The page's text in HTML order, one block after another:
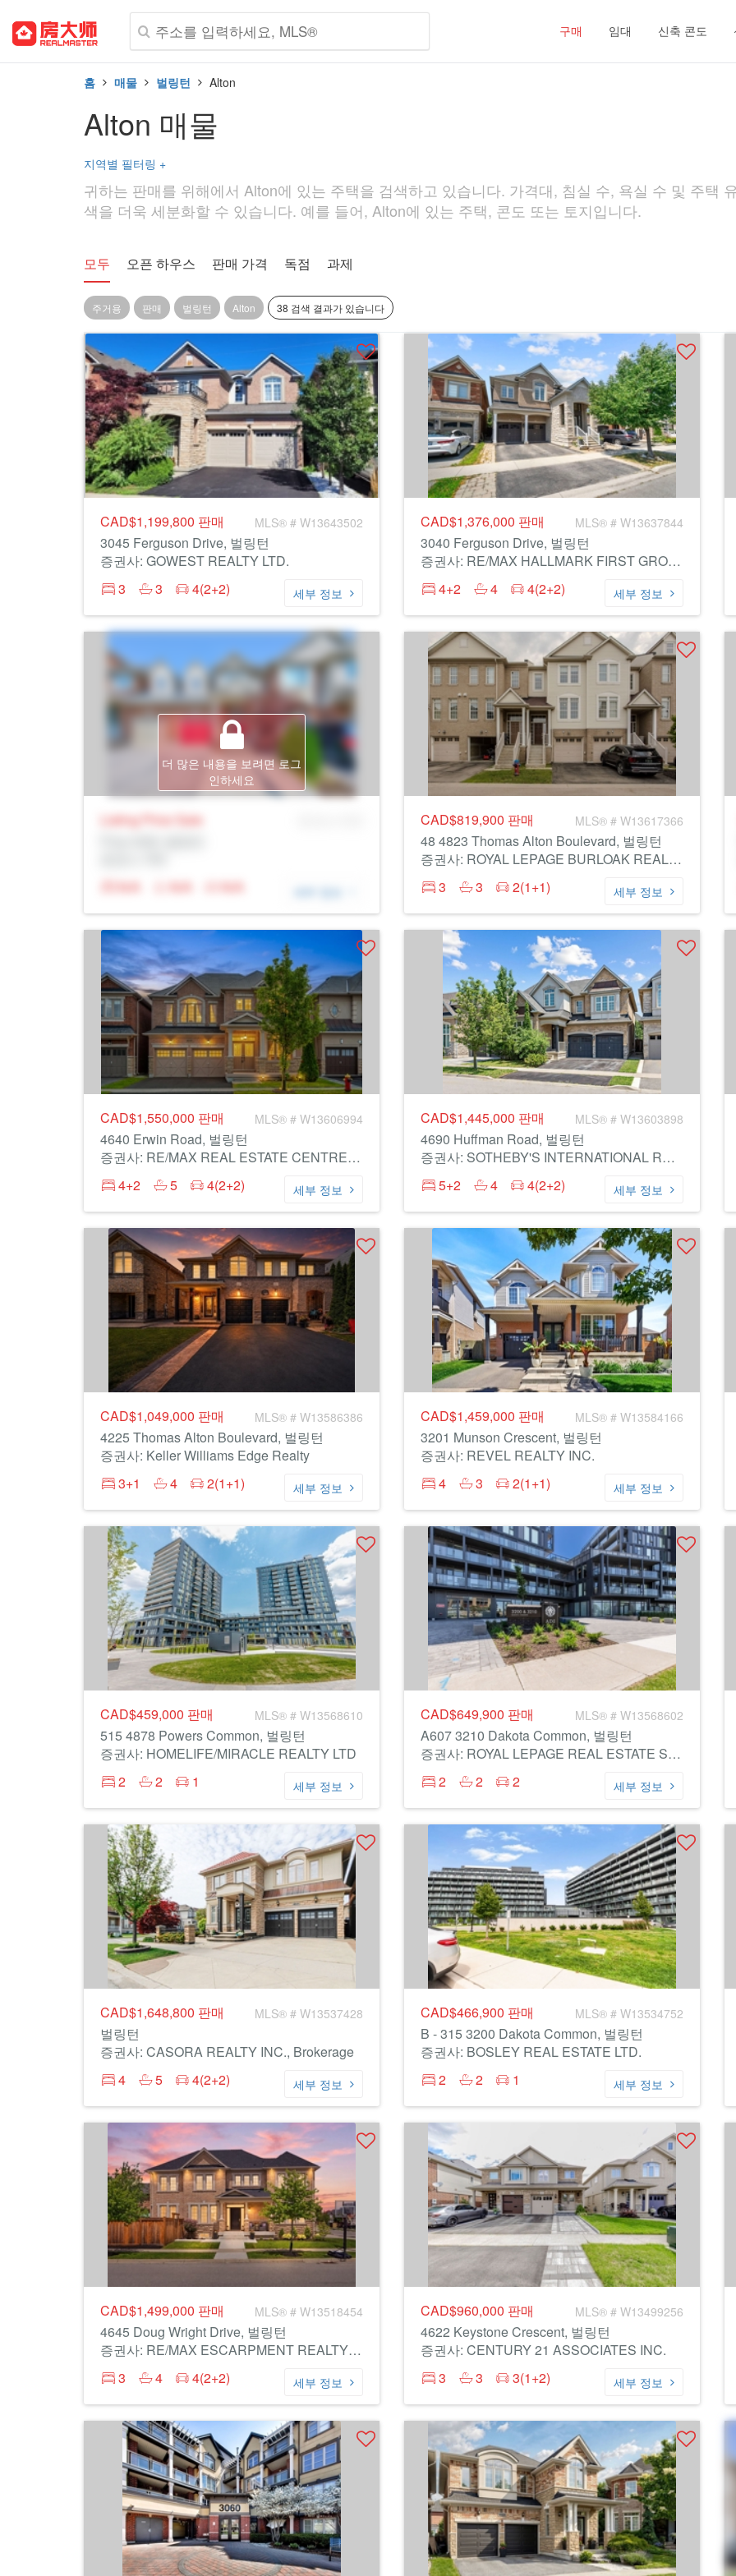
구매 임대 신축 콘도
홈 매물 벌링턴 Alton
Alton 매물
지역별 필터링 +
귀하는 판매를 위해에서 Alton에 있는 주택을 검색하고 있습니다. 가격대, 침실 수, 욕실 수 및 주택
색을 더욱 세분화할 수 있습니다. 예를 들어, Alton에 있는 주택, 콘도 또는 토지입니다.
모두 오픈 하우스 판매 가격 독점 과제
주거용 판매 벌링턴 Alton 38 검색 결과가 있습니다
CAD$1,199,800 판매 MLS® # W13643502
3045 Ferguson Drive, 벌링턴
증권사: GOWEST REALTY LTD.
3
3 4(2+2) 세부 정보
CAD$1,376,000 판매 MLS® # W13637844
3040 Ferguson Drive, 벌링턴
증권사: RE/MAX HALLMARK FIRST GROUP REALTY LTD.
4+2
4 4(2+2) 세부 정보
더 많은 내용을 보려면 로그
인하세요
Listing Price Sale
N/A
N/A N/A
CAD$819,900 판매 MLS® # W13617366
48 4823 Thomas Alton Boulevard, 벌링턴
증권사: ROYAL LEPAGE BURLOAK REAL ESTATE SERVICES
3
3 2(1+1) 세부 정보
CAD$1,550,000 판매 MLS® # W13606994
4640 Erwin Road, 벌링턴
증권사: RE/MAX REAL ESTATE CENTRE INC.
4+2
5 4(2+2) 세부 정보
CAD$1,445,000 판매 MLS® # W13603898
4690 Huffman Road, 벌링턴
증권사: SOTHEBY'S INTERNATIONAL REALTY CANADA
5+2
4 4(2+2) 세부 정보
CAD$1,049,000 판매 MLS® # W13586386
4225 Thomas Alton Boulevard, 벌링턴
증권사: Keller Williams Edge Realty
3+1
4 2(1+1) 세부 정보
CAD$1,459,000 판매 MLS® # W13584166
3201 Munson Crescent, 벌링턴
증권사: REVEL REALTY INC.
4
3 2(1+1) 세부 정보
CAD$459,000 판매 MLS® # W13568610
515 4878 Powers Common, 벌링턴
증권사: HOMELIFE/MIRACLE REALTY LTD
2
2 1 세부 정보
CAD$649,900 판매 MLS® # W13568602
A607 3210 Dakota Common, 벌링턴
증권사: ROYAL LEPAGE REAL ESTATE SERVICES LTD.
2
2 2 세부 정보
CAD$1,648,800 판매 MLS® # W13537428
벌링턴
증권사: CASORA REALTY INC., Brokerage
4
5 4(2+2) 세부 정보
CAD$466,900 판매 MLS® # W13534752
B - 315 3200 Dakota Common, 벌링턴
증권사: BOSLEY REAL ESTATE LTD.
2
2 1 세부 정보
CAD$1,499,000 판매 MLS® # W13518454
4645 Doug Wright Drive, 벌링턴
증권사: RE/MAX ESCARPMENT REALTY INC.
3
4 4(2+2) 세부 정보
CAD$960,000 판매 MLS® # W13499256
4622 Keystone Crescent, 벌링턴
증권사: CENTURY 21 ASSOCIATES INC.
3
3 3(1+2) 세부 정보